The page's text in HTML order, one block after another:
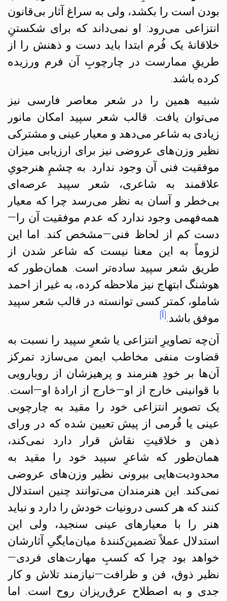
بودن است را بکشد، ولی به سراغ آثار بی‌قانون
انتزاعی می‌رود: او نمی‌داند که برای شکستنِ
خلاقانهٔ یک فُرم ابتدا باید دست و ذهنش را از
طریقِ ممارست در چارچوبِ آن فرم ورزیده
کرده باشد.
شبیه همین را در شعر معاصر فارسی نیز
می‌توان یافت. قالب شعر سپید امکان مانور
زیادی به شاعر می‌دهد و معیار عینی و مشترکی
نظیر وزن‌های عروضی نیز برای ارزیابی میزان
موفقیت فنی آن وجود ندارد. به چشمِ هنرجویِ
علاقمند به شاعری، شعر سپید عرصه‌ای
بی‌خطر و آسان به نظر می‌رسد چرا که معیار
همه‌فهمی وجود ندارد که عدم موفقیت آن را—
دست کم از لحاظ فنی—مشخص کند. اما این
لزوماً به این معنا نیست که شاعر شدن از
طریق شعر سپید ساده‌تر است. همان‌طور که
هوشنگ ابتهاج نیز ملاحظه کرده، به غیر از احمد
شاملو، کمتر کسی توانسته در قالب شعر سپید
موفق باشد.[آ]
آن‌چه تصاویرِ انتزاعی یا شعرِ سپید را نسبت به
قضاوت منفی مخاطب ایمن می‌سازد تمرکز
آن‌ها بر خودِ هنرمند و پرهیزشان از رویارویی
با قوانینی خارج از او—خارج از ارادهٔ او—است.
یک تصویر انتزاعی خود را مقید به چارچوبی
عینی یا فُرمی از پیش تعیین شده که در ورای
ذهن و خلاقیتِ نقاش قرار دارد نمی‌کند،
همان‌طور که شاعرِ سپید خود را مقید به
محدودیت‌هایی بیرونی نظیر وزن‌های عروضی
نمی‌کند. این هنرمندان می‌توانند چنین استدلال
کنند که هر کسی درونیات خودش را دارد و نباید
هنر را با معیارهای عینی سنجید، ولی این
استدلال عملاً تضمین‌کنندهٔ میان‌مایگیِ آثارشان
خواهد بود چرا که کسبِ مهارت‌های فردی—
نظیر ذوق، فن و ظرافت—نیازمند تلاش و کار
جدی و به اصطلاح عرق‌ریزان روح است. اما